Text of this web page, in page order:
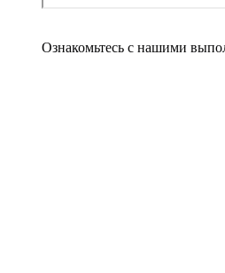
Ознакомьтесь с нашими